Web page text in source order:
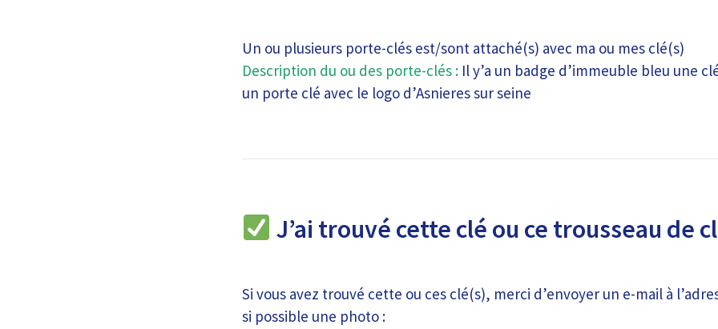
Un ou plusieurs porte-clés est/sont attaché(s) avec ma ou mes clé(s)
Description du ou des porte-clés : Il y’a un badge d’immeuble bleu une
un porte clé avec le logo d’Asnieres sur seine
J’ai trouvé cette clé ou ce trousseau de
Si vous avez trouvé cette ou ces clé(s), merci d’envoyer un e-mail à
si possible une photo :